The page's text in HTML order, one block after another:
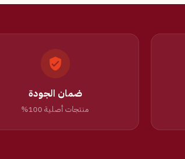
ضمان الجودة
منتجات أصلية 100%